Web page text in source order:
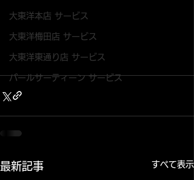
大東洋本店 サービス
大東洋梅田店 サービス
大東洋東通り店 サービス
パールサーティーン サービス
最新記事 すべて表示